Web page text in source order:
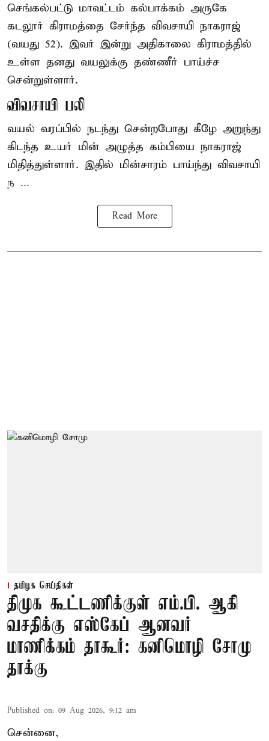
செங்கல்பட்டு மாவட்டம் கல்பாக்கம் அருகே
கடலூர் கிராமத்தை சேர்ந்த விவசாயி நாகராஜ்
(வயது 52). இவர் இன்று அதிகாலை கிராமத்தில்
உள்ள தனது வயலுக்கு தண்ணீர் பாய்ச்ச
சென்றுள்ளார்.
விவசாயி பலி
வயல் வரப்பில் நடந்து சென்றபோது கீழே அறுந்து
கிடந்த உயர் மின் அழுத்த கம்பியை நாகராஜ்
மிதித்துள்ளார். இதில் மின்சாரம் பாய்ந்து விவசாயி
ந ...
Read More
தமிழக செய்திகள்
திமுக கூட்டணிக்குள் எம்.பி. ஆகி
வசதிக்கு எஸ்கேப் ஆனவர்
மாணிக்கம் தாகூர்: கனிமொழி சோமு
தாக்கு
Published on: 09 Aug 2026, 9:12 am
சென்னை,